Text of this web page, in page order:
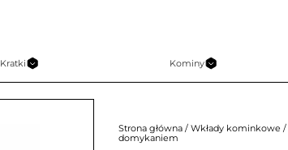
Kratki Kominy
Strona główna / Wkłady kominkowe /
domykaniem